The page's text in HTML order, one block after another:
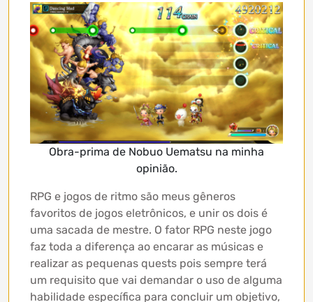
Obra-prima de Nobuo Uematsu na minha
opinião.
RPG e jogos de ritmo são meus gêneros
favoritos de jogos eletrônicos, e unir os dois é
uma sacada de mestre. O fator RPG neste jogo
faz toda a diferença ao encarar as músicas e
realizar as pequenas quests pois sempre terá
um requisito que vai demandar o uso de alguma
habilidade específica para concluir um objetivo,